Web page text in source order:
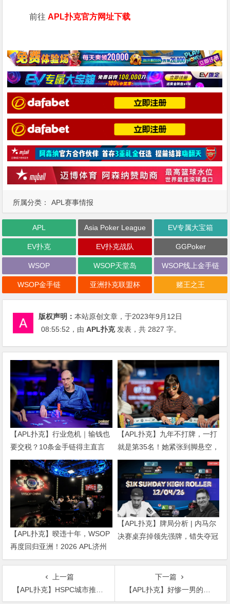
所属分类： APL赛事情报
前往APL扑克官方网址下载
APL Asia Poker League EV专属大宝箱
EV扑克 EV扑克战队 GGPoker
WSOP WSOP天堂岛 WSOP线上金手链
WSOP金手链 亚洲扑克联盟杯 赌王之王
版权声明：本站原创文章，于2023年9月12日
08:55:52 ，由APL扑克发表，共 2827 字。
【APL扑克】行业危机｜输钱也
要交税？10条金手链得主直言
“扛不住”，主动砍掉四分之三比
赛
【APL扑克】九年不打牌，一打
就是第35名！她紧张到脚悬空，
但全世界以为她很淡定
【APL扑克】暌违十年，WSOP
再度回归亚洲！2026 APL济州
站6月19-28日盛大登场！
【APL扑克】牌局分析 | 内马尔
决赛桌弃掉领先强牌，错失夺冠
上一篇
【APL扑克】HSPC城市推广赛无锡站赛事圆满结束！鲍勇厚积薄发勇夺主赛冠军奖杯！解锁新成就！下一站苏州见！
下一篇
【APL扑克】好惨一男的！他在一众网友见证下亏掉了5835万！